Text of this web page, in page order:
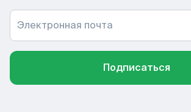
Электронная почта
Подписаться